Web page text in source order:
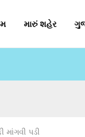
મારું શહેર
માંગવી પડી